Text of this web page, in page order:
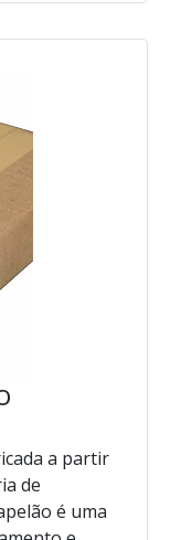
a partir
de
é uma